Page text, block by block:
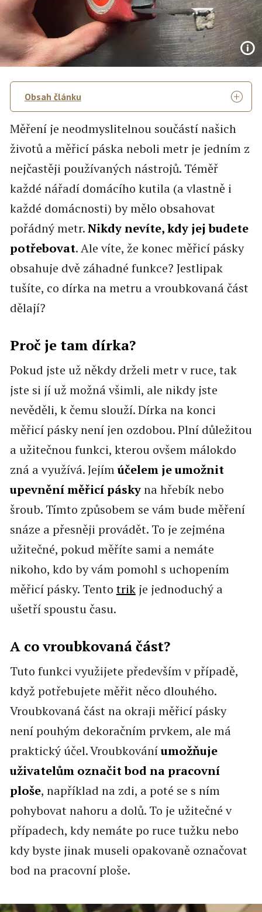
Obsah článku
Měření je neodmyslitelnou součástí našich
životů a měřicí páska neboli metr je jedním z
nejčastěji používaných nástrojů. Téměř
každé nářadí domácího kutila (a vlastně i
každé domácnosti) by mělo obsahovat
pořádný metr.Nikdy nevíte, kdy jej budete
potřebovat. Ale víte, že konec měřicí pásky
obsahuje dvě záhadné funkce? Jestlipak
tušíte, co dírka na metru a vroubkovaná část
dělají?
Proč je tam dírka?
Pokud jste už někdy drželi metr v ruce, tak
jste si jí už možná všimli, ale nikdy jste
nevěděli, k čemu slouží. Dírka na konci
měřicí pásky není jen ozdobou. Plní důležitou
a užitečnou funkci, kterou ovšem málokdo
zná a využívá. Jejímúčelem je umožnit
upevnění měřicí páskyna hřebík nebo
šroub. Tímto způsobem se vám bude měření
snáze a přesněji provádět. To je zejména
užitečné, pokud měříte sami a nemáte
nikoho, kdo by vám pomohl s uchopením
měřicí pásky. Tento trikje jednoduchý a
ušetří spoustu času.
A co vroubkovaná část?
Tuto funkci využijete především v případě,
když potřebujete měřit něco dlouhého.
Vroubkovaná část na okraji měřicí pásky
není pouhým dekoračním prvkem, ale má
praktický účel. Vroubkováníumožňuje
uživatelům označit bod na pracovní
ploše, například na zdi, a poté se s ním
pohybovat nahoru a dolů. To je užitečné v
případech, kdy nemáte po ruce tužku nebo
kdy byste jinak museli opakovaně označovat
bod na pracovní ploše.